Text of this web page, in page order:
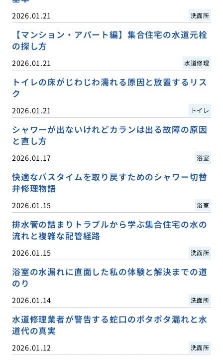
2026.01.21 洗面所
【マンション・アパート編】集合住宅の水道元栓
の探し方
2026.01.21 水道修理
トイレの床がじわじわ濡れる原因と放置するリス
ク
2026.01.21 トイレ
シャワーが出ないけれどカランは出る故障の原因
と直し方
2026.01.17 浴室
快適なバスタイムを取り戻すためのシャワー切替
弁修理物語
2026.01.15 浴室
排水管の詰まりトラブルから学ぶ集合住宅の水の
流れと複雑な配管経路
2026.01.15 洗面所
浴室の水漏れに直面した私の体験と解決までの道
のり
2026.01.14 洗面所
水道修理業者が警告する蛇口のポタポタ漏れと水
道代の真実
2026.01.12 洗面所